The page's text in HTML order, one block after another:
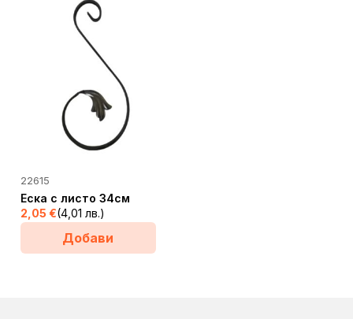
22615
Еска с листо 34см
2,05 €(4,01 лв.)
Добави